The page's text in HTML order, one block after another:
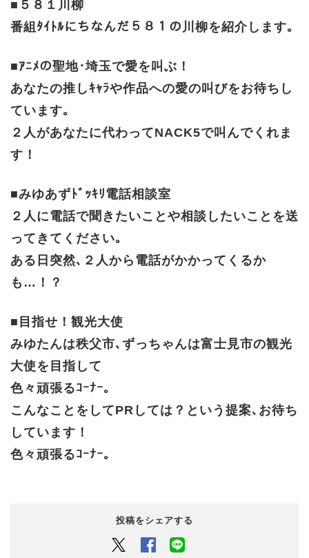
■５８１川柳
番組ﾀｲﾄﾙにちなんだ５８１の川柳を紹介します｡
■ｱﾆﾒの聖地･埼玉で愛を叫ぶ！
あなたの推しｷｬﾗや作品への愛の叫びをお待ちし
ています｡
２人があなたに代わってNACK5で叫んでくれま
す！
■みゆあずﾄﾞｯｷﾘ電話相談室
２人に電話で聞きたいことや相談したいことを送
ってきてください｡
ある日突然､２人から電話がかかってくるか
も…！？
■目指せ！観光大使
みゆたんは秩父市､ずっちゃんは富士見市の観光
大使を目指して
色々頑張るｺｰﾅｰ｡
こんなことをしてPRしては？という提案､お待ち
しています！
色々頑張るｺｰﾅｰ｡
投稿をシェアする
Twitter Facebook